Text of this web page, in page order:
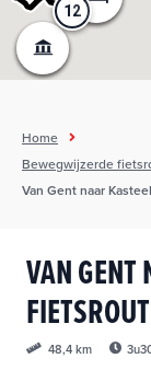
u
VAN GENT
48,4 km
12
12
Home
Bewegwijzerde
Van Gent naar